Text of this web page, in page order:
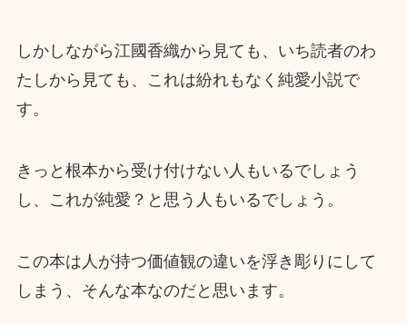
しかしながら江國香織から見ても、いち読者のわ
たしから見ても、これは紛れもなく純愛小説で
す。
きっと根本から受け付けない人もいるでしょう
し、これが純愛？と思う人もいるでしょう。
この本は人が持つ価値観の違いを浮き彫りにして
しまう、そんな本なのだと思います。